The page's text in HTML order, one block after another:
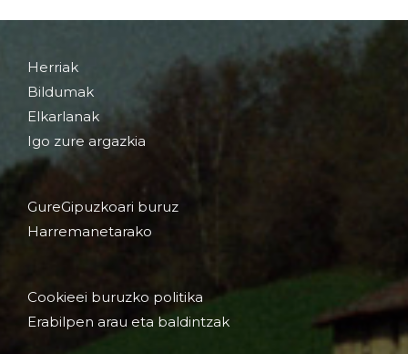
Herriak
Bildumak
Elkarlanak
Igo zure argazkia
GureGipuzkoari buruz
Harremanetarako
Cookieei buruzko politika
Erabilpen arau eta baldintzak